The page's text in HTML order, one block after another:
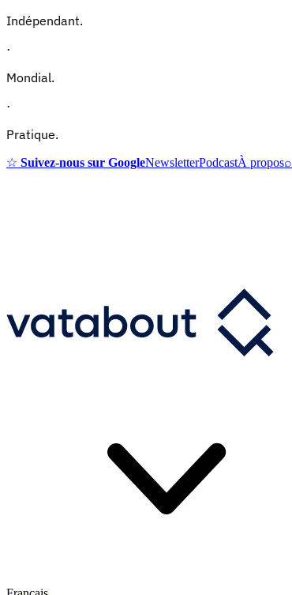
Indépendant.
·
Mondial.
·
Pratique.
☆ Suivez-nous sur GoogleNewsletterPodcastÀ propos⌕